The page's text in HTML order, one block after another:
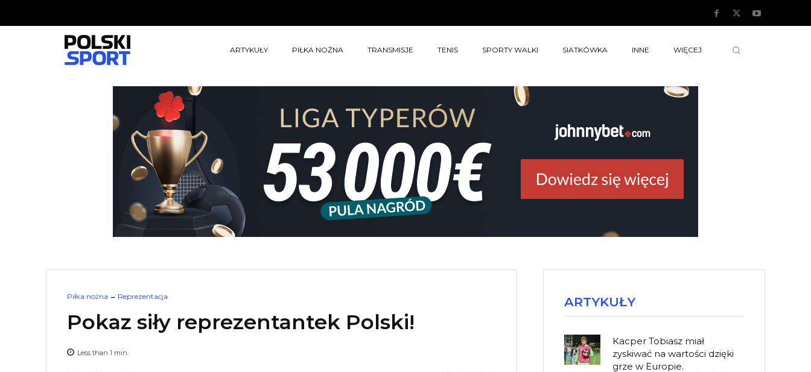
ARTYKUŁY PIŁKA NOŻNA TRANSMISJE TENIS SPORTY WALKI SIATKÓWKA INNE WIĘCEJ
Piłka nożna Reprezentacja
Pokaz siły reprezentantek Polski!
Less than 1 min.
ARTYKUŁY
Kacper Tobiasz miał
zyskiwać na wartości dzięki
grze w Europie.